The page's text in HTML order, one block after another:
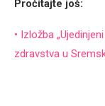
Pročitajte još:
• Izložba
zdravstva u